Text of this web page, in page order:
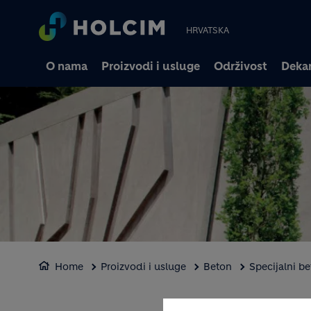
HRVATSKA
O nama Proizvodi i usluge Održivost
Home Proizvodi i usluge Beton Specijalni